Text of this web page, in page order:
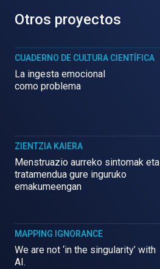
Otros proyectos
CUADERNO DE CULTURA CIENTÍFICA
La ingesta emocional
como problema
ZIENTZIA KAIERA
Menstruazio aurreko sintomak eta
tratamendua gure inguruko
emakumeengan
MAPPING IGNORANCE
We are not ‘in the singularity’ with
AI.